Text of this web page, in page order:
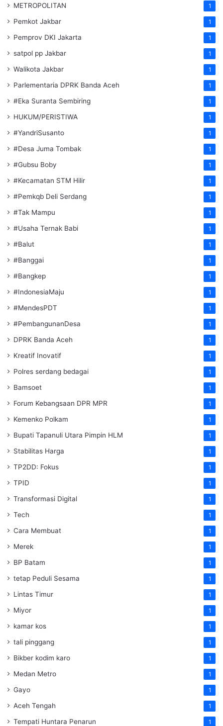
METROPOLITAN 1
Pemkot Jakbar 1
Pemprov DKI Jakarta 1
satpol pp Jakbar 1
Walikota Jakbar 1
Parlementaria DPRK Banda Aceh 1
#Eka Suranta Sembiring 1
HUKUM/PERISTIWA 1
#YandriSusanto 1
#Desa Juma Tombak 1
#Gubsu Boby 1
#Kecamatan STM Hilir 1
#Pemkqb Deli Serdang 1
#Tak Mampu 1
#Usaha Ternak Babi 1
#Balut 1
#Banggai 1
#Bangkep 1
#IndonesiaMaju 1
#MendesPDT 1
#PembangunanDesa 1
DPRK Banda Aceh 1
Kreatif Inovatif 1
Polres serdang bedagai 1
Bamsoet 1
Forum Kebangsaan DPR MPR 1
Kemenko Polkam 1
‎Bupati Tapanuli Utara Pimpin HLM 1
Stabilitas Harga 1
TP2DD: Fokus 1
TPID 1
Transformasi Digital 1
Tech 1
Cara Membuat 1
Merek 1
BP Batam 1
tetap Peduli Sesama 1
Lintas Timur 1
Miyor 1
kamar kos 1
tali pinggang 1
Bikber kodim karo 1
Medan Metro 1
Gayo 1
Aceh Tengah 1
Tempati Huntara Penarun 1